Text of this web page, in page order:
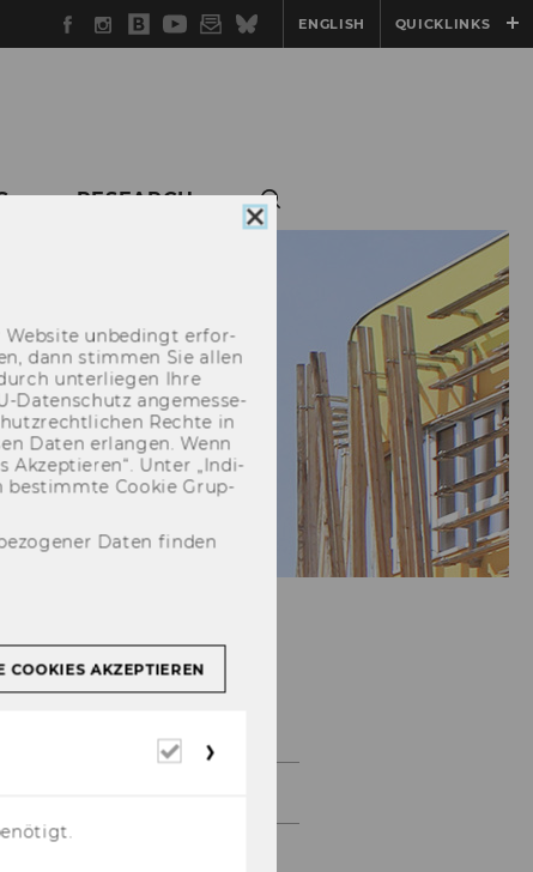
Facebook
Instagram
WU
Blog
YouTube
Newsletter
BlueskyENGLISH QUICKLINKS
RESEARCH
Cookie
Web­site un­be­dingt er­for­
dann stim­men Sie allen
un­ter­lie­gen Ihre
​Datenschutz an­ge­mes­se­
Rech­te in
Daten er­lan­gen. Wenn
Ak­zep­tie­ren“. Unter „In­di­
be­stimm­te Coo­kie Grup­
Daten finden
COOKIES AKZEPTIEREN
Erforderliche